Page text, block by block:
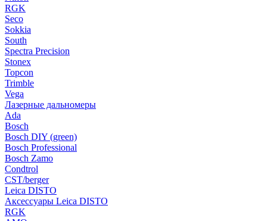
RGK
Seco
Sokkia
South
Spectra Precision
Stonex
Topcon
Trimble
Vega
Лазерные дальномеры
Ada
Bosch
Bosch DIY (green)
Bosch Professional
Bosch Zamo
Condtrol
CST/berger
Leica DISTO
Аксессуары Leica DISTO
RGK